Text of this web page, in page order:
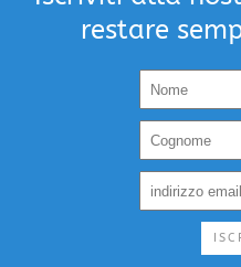
restare